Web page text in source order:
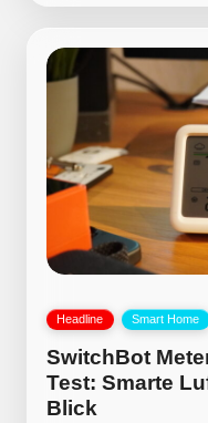
by
Posted
Headline Smart Home
SwitchBot
Test: Smarte
Blick